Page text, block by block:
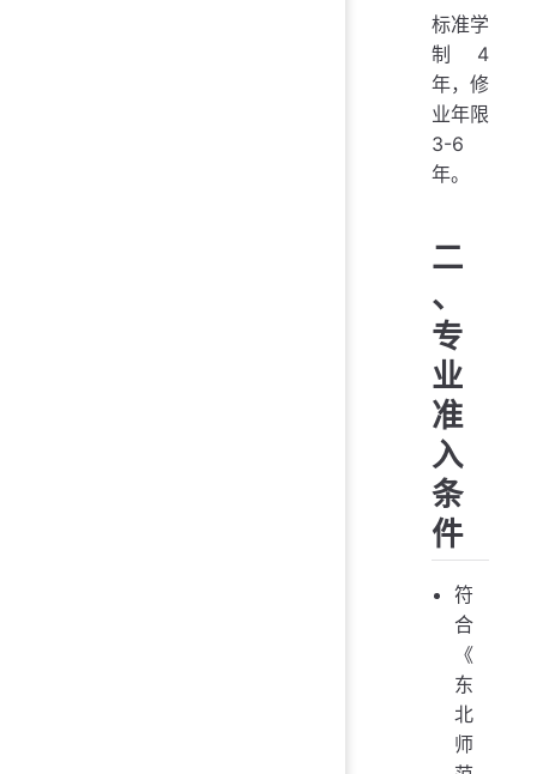
标准学
制 4
年，修
业年限
3-6
年。
二
、
专
业
准
入
条
件
符
合
《
东
北
师